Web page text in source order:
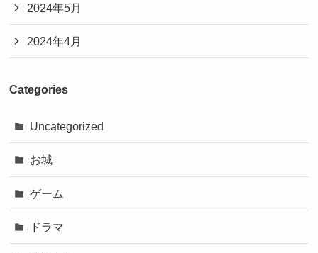
2024年5月
2024年4月
Categories
Uncategorized
お城
ゲーム
ドラマ